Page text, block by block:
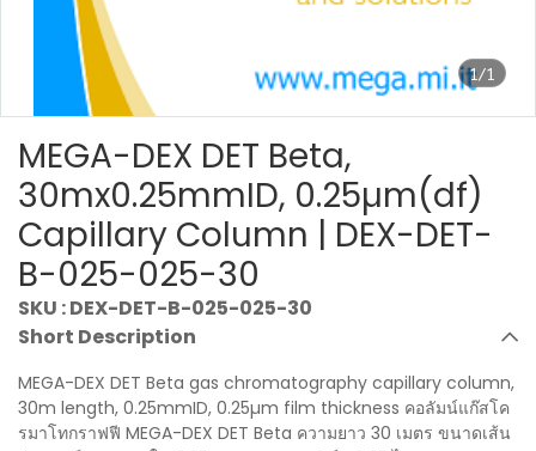
1/1
MEGA-DEX DET Beta,
30mx0.25mmID, 0.25µm(df)
Capillary Column | DEX-DET-
B-025-025-30
SKU : DEX-DET-B-025-025-30
Short Description
MEGA-DEX DET Beta gas chromatography capillary column,
30m length, 0.25mmID, 0.25µm film thickness คอลัมน์แก๊สโค
รมาโทกราฟฟี MEGA-DEX DET Beta ความยาว 30 เมตร ขนาดเส้น